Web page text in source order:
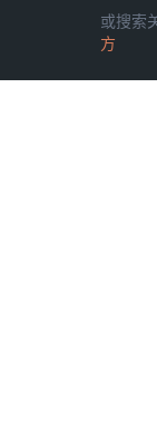
或搜索
方